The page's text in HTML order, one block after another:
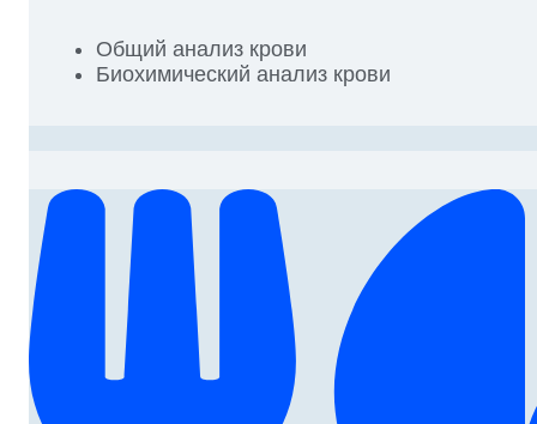
Общий анализ крови
Биохимический анализ крови